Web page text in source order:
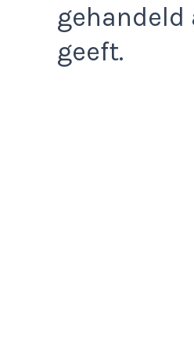
geeft.